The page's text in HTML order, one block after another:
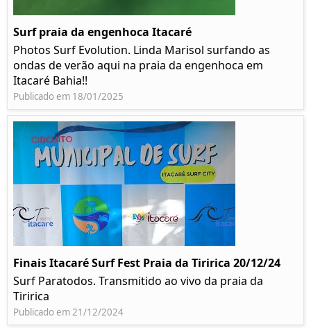
Surf praia da engenhoca Itacaré
Photos Surf Evolution. Linda Marisol surfando as
ondas de verão aqui na praia da engenhoca em
Itacaré Bahia!!
Publicado em 18/01/2025
Finais Itacaré Surf Fest Praia da Tiririca 20/12/24
Surf Paratodos. Transmitido ao vivo da praia da
Tiririca
Publicado em 21/12/2024